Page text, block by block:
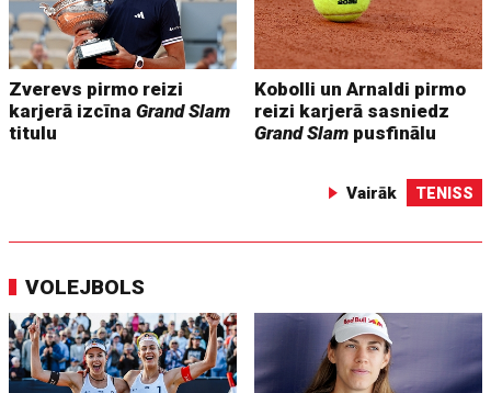
Zverevs pirmo reizi
karjerā izcīnaGrand Slam
titulu
Kobolli un Arnaldi pirmo
reizi karjerā sasniedz
Grand Slam pusfinālu
Vairāk TENISS
VOLEJBOLS